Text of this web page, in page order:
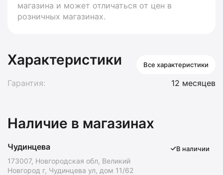
магазина и может отличаться от цен в
розничных магазинах.
Характеристики Все характеристики
Гарантия: 12 месяцев
Наличие в магазинах
Чудинцева
173007, Новгородская обл, Великий
Новгород г, Чудинцева ул, дом 11/62
В наличии